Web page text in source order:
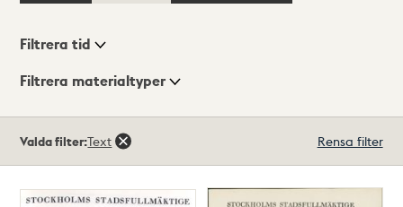
Visningsläge
Filtrera tid
Filtrera materialtyper
träffar
Valda filter:Text Rensa filter